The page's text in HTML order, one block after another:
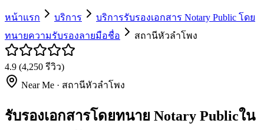
หน้าแรก บริการ
บริการรับรองเอกสาร Notary Public โดย
ทนายความรับรองลายมือชื่อ
สถานีหัวลำโพง
4.9 (4,250 รีวิว)
Near Me · สถานีหัวลำโพง
รับรองเอกสารโดยทนาย Notary Publicใน